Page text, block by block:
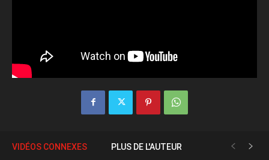
VIDÉOS CONNEXES PLUS DE L'AUTEUR